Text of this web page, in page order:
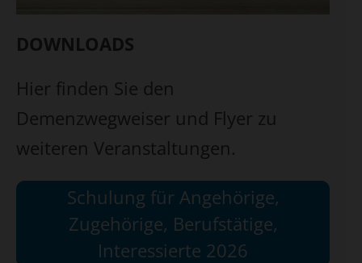
DOWNLOADS
Hier finden Sie den
Demenzwegweiser und Flyer zu
weiteren Veranstaltungen.
Schulung für Angehörige,
Zugehörige, Berufstätige,
Interessierte 2026